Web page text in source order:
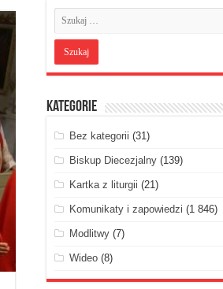
Kategorie
Bez kategorii (31)
Biskup Diecezjalny(139)
Kartka z liturgii (21)
Komunikaty i zapowiedzi (1 846)
Modlitwy(7)
Wideo(8)